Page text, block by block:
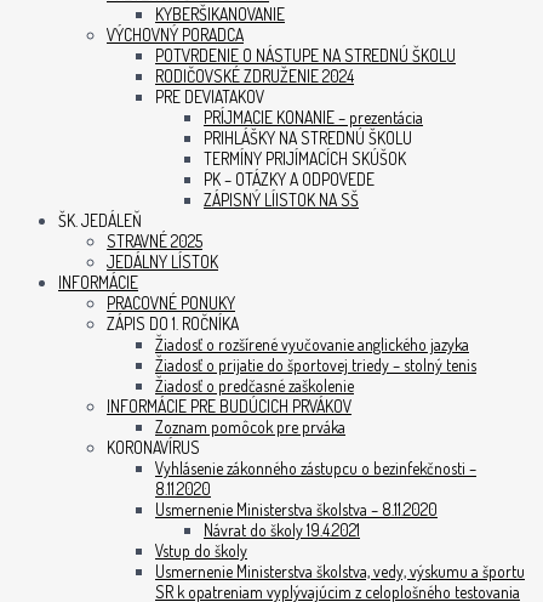
KYBERŠIKANOVANIE
VÝCHOVNÝ PORADCA
POTVRDENIE O NÁSTUPE NA STREDNÚ ŠKOLU
RODIČOVSKÉ ZDRUŽENIE 2024
PRE DEVIATAKOV
PRÍJMACIE KONANIE – prezentácia
PRIHLÁŠKY NA STREDNÚ ŠKOLU
TERMÍNY PRIJÍMACÍCH SKÚŠOK
PK – OTÁZKY A ODPOVEDE
ZÁPISNÝ LÍISTOK NA SŠ
ŠK. JEDÁLEŇ
STRAVNÉ 2025
JEDÁLNY LÍSTOK
INFORMÁCIE
PRACOVNÉ PONUKY
ZÁPIS DO 1. ROČNÍKA
Žiadosť o rozšírené vyučovanie anglického jazyka
Žiadosť o prijatie do športovej triedy – stolný tenis
Žiadosť o predčasné zaškolenie
INFORMÁCIE PRE BUDÚCICH PRVÁKOV
Zoznam pomôcok pre prváka
KORONAVÍRUS
Vyhlásenie zákonného zástupcu o bezinfekčnosti –
8.11.2020
Usmernenie Ministerstva školstva – 8.11.2020
Návrat do školy 19.4.2021
Vstup do školy
Usmernenie Ministerstva školstva, vedy, výskumu a športu
SR k opatreniam vyplývajúcim z celoplošného testovania